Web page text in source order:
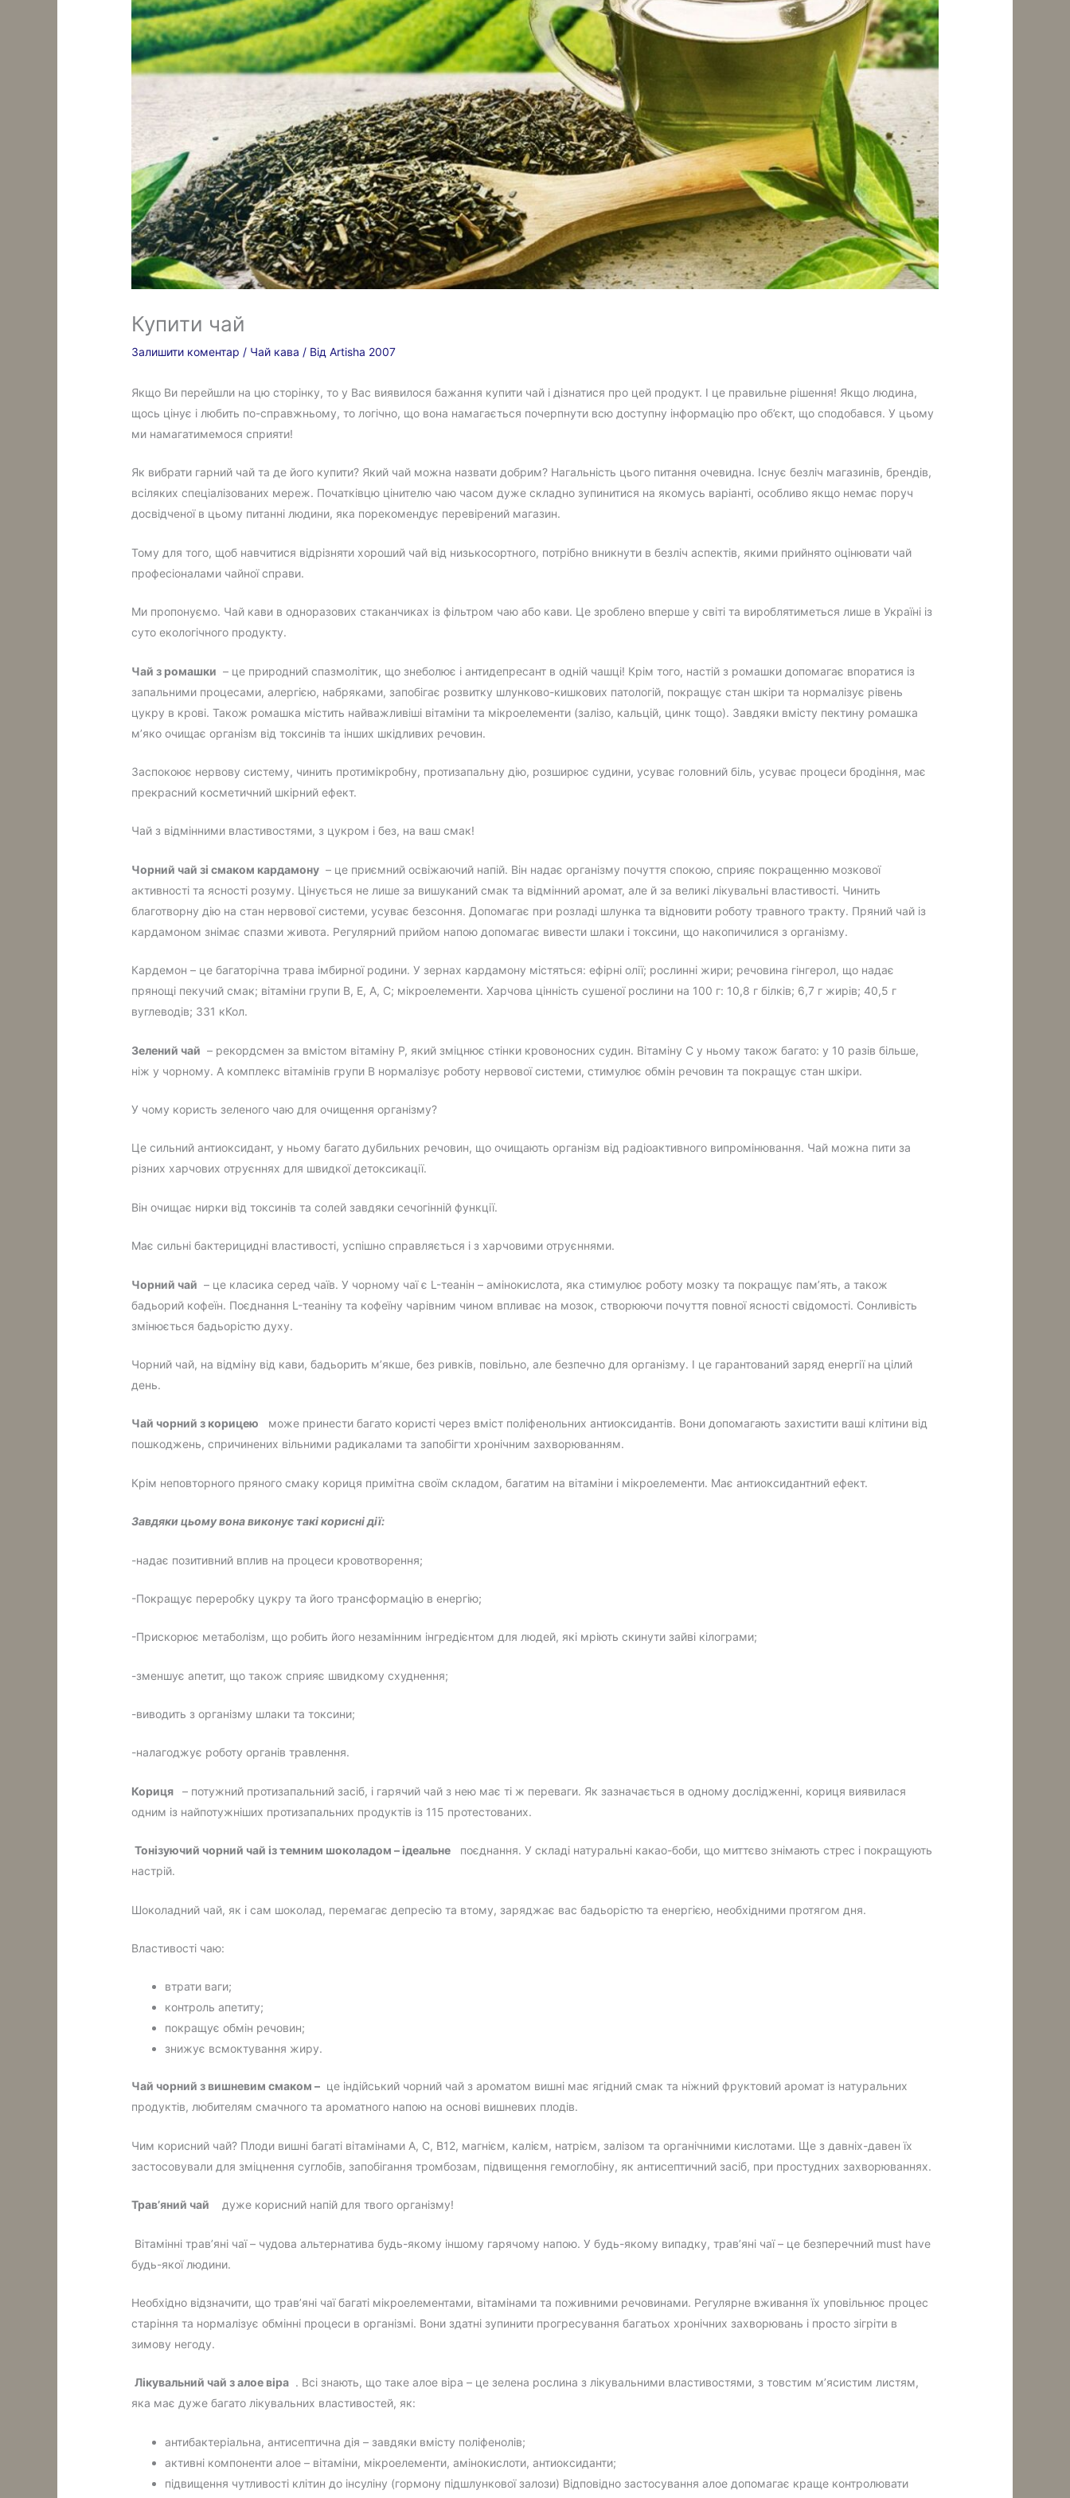
Купити чай
Залишити коментар / Чай кава / ВідArtisha 2007
Якщо Ви перейшли на цю сторінку, то у Вас виявилося бажання купити чай і дізнатися про цей продукт. І це правильне рішення! Якщо людина,
щось цінує і любить по-справжньому, то логічно, що вона намагається почерпнути всю доступну інформацію про об’єкт, що сподобався. У цьому
ми намагатимемося сприяти!
Як вибрати гарний чай та де його купити? Який чай можна назвати добрим? Нагальність цього питання очевидна. Існує безліч магазинів, брендів,
всіляких спеціалізованих мереж. Початківцю цінителю чаю часом дуже складно зупинитися на якомусь варіанті, особливо якщо немає поруч
досвідченої в цьому питанні людини, яка порекомендує перевірений магазин.
Тому для того, щоб навчитися відрізняти хороший чай від низькосортного, потрібно вникнути в безліч аспектів, якими прийнято оцінювати чай
професіоналами чайної справи.
Ми пропонуємо. Чай кави в одноразових стаканчиках із фільтром чаю або кави. Це зроблено вперше у світі та вироблятиметься лише в Україні із
суто екологічного продукту.
Чай з ромашки – це природний спазмолітик, що знеболює і антидепресант в одній чашці! Крім того, настій з ромашки допомагає впоратися із
запальними процесами, алергією, набряками, запобігає розвитку шлунково-кишкових патологій, покращує стан шкіри та нормалізує рівень
цукру в крові. Також ромашка містить найважливіші вітаміни та мікроелементи (залізо, кальцій, цинк тощо). Завдяки вмісту пектину ромашка
м’яко очищає організм від токсинів та інших шкідливих речовин.
Заспокоює нервову систему, чинить протимікробну, протизапальну дію, розширює судини, усуває головний біль, усуває процеси бродіння, має
прекрасний косметичний шкірний ефект.
Чай з відмінними властивостями, з цукром і без, на ваш смак!
Чорний чай зі смаком кардамону – це приємний освіжаючий напій. Він надає організму почуття спокою, сприяє покращенню мозкової
активності та ясності розуму. Цінується не лише за вишуканий смак та відмінний аромат, але й за великі лікувальні властивості. Чинить
благотворну дію на стан нервової системи, усуває безсоння. Допомагає при розладі шлунка та відновити роботу травного тракту. Пряний чай із
кардамоном знімає спазми живота. Регулярний прийом напою допомагає вивести шлаки і токсини, що накопичилися з організму.
Кардемон – це багаторічна трава імбирної родини. У зернах кардамону містяться: ефірні олії; рослинні жири; речовина гінгерол, що надає
прянощі пекучий смак; вітаміни групи B, E, A, C; мікроелементи. Харчова цінність сушеної рослини на 100 г: 10,8 г білків; 6,7 г жирів; 40,5 г
вуглеводів; 331 кКол.
Зелений чай – рекордсмен за вмістом вітаміну Р, який зміцнює стінки кровоносних судин. Вітаміну С у ньому також багато: у 10 разів більше,
ніж у чорному. А комплекс вітамінів групи В нормалізує роботу нервової системи, стимулює обмін речовин та покращує стан шкіри.
У чому користь зеленого чаю для очищення організму?
Це сильний антиоксидант, у ньому багато дубильних речовин, що очищають організм від радіоактивного випромінювання. Чай можна пити за
різних харчових отруєннях для швидкої детоксикації.
Він очищає нирки від токсинів та солей завдяки сечогінній функції.
Має сильні бактерицидні властивості, успішно справляється і з харчовими отруєннями.
Чорний чай – це класика серед чаїв. У чорному чаї є L-теанін – амінокислота, яка стимулює роботу мозку та покращує пам’ять, а також
бадьорий кофеїн. Поєднання L-теаніну та кофеїну чарівним чином впливає на мозок, створюючи почуття повної ясності свідомості. Сонливість
змінюється бадьорістю духу.
Чорний чай, на відміну від кави, бадьорить м’якше, без ривків, повільно, але безпечно для організму. І це гарантований заряд енергії на цілий
день.
Чай чорний з корицею може принести багато користі через вміст поліфенольних антиоксидантів. Вони допомагають захистити ваші клітини від
пошкоджень, спричинених вільними радикалами та запобігти хронічним захворюванням.
Крім неповторного пряного смаку кориця примітна своїм складом, багатим на вітаміни і мікроелементи. Має антиоксидантний ефект.
Завдяки цьому вона виконує такі корисні дії:
-надає позитивний вплив на процеси кровотворення;
-Покращує переробку цукру та його трансформацію в енергію;
-Прискорює метаболізм, що робить його незамінним інгредієнтом для людей, які мріють скинути зайві кілограми;
-зменшує апетит, що також сприяє швидкому схуднення;
-виводить з організму шлаки та токсини;
-налагоджує роботу органів травлення.
Кориця
– потужний протизапальний засіб, і гарячий чай з нею має ті ж переваги. Як зазначається в одному дослідженні, кориця виявилася
одним із найпотужніших протизапальних продуктів із 115 протестованих.
Тонізуючий чорний чай із темним шоколадом – ідеальне поєднання. У складі натуральні какао-боби, що миттєво знімають стрес і покращують
настрій.
Шоколадний чай, як і сам шоколад, перемагає депресію та втому, заряджає вас бадьорістю та енергією, необхідними протягом дня.
Властивості чаю:
втрати ваги;
контроль апетиту;
покращує обмін речовин;
знижує всмоктування жиру.
Чай чорний з вишневим смаком – це індійський чорний чай з ароматом вишні має ягідний смак та ніжний фруктовий аромат із натуральних
продуктів, любителям смачного та ароматного напою на основі вишневих плодів.
Чим корисний чай? Плоди вишні багаті вітамінами А, С, В12, магнієм, калієм, натрієм, залізом та органічними кислотами. Ще з давніх-давен їх
застосовували для зміцнення суглобів, запобігання тромбозам, підвищення гемоглобіну, як антисептичний засіб, при простудних захворюваннях.
Трав’яний чай дуже корисний напій для твого організму!
Вітамінні трав’яні чаї – чудова альтернатива будь-якому іншому гарячому напою. У будь-якому випадку, трав’яні чаї – це безперечний must have
будь-якої людини.
Необхідно відзначити, що трав’яні чаї багаті мікроелементами, вітамінами та поживними речовинами. Регулярне вживання їх уповільнює процес
старіння та нормалізує обмінні процеси в організмі. Вони здатні зупинити прогресування багатьох хронічних захворювань і просто зігріти в
зимову негоду.
Лікувальний чай з алое віра . Всі знають, що таке алое віра – це зелена рослина з лікувальними властивостями, з товстим м’ясистим листям,
яка має дуже багато лікувальних властивостей, як:
антибактеріальна, антисептична дія – завдяки вмісту поліфенолів;
активні компоненти алое – вітаміни, мікроелементи, амінокислоти, антиоксиданти;
підвищення чутливості клітин до інсуліну (гормону підшлункової залози) Відповідно застосування алое допомагає краще контролювати